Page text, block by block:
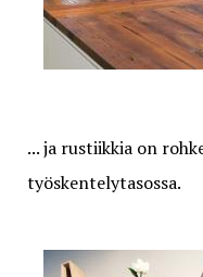
... ja rustiikkia on
työskentelytasossa.